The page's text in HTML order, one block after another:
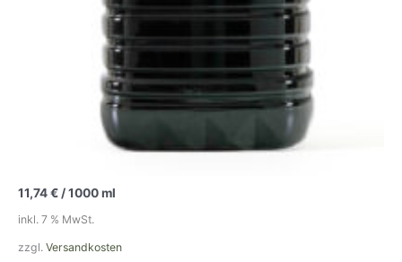
11,74€ /1000ml
inkl. 7 % MwSt.
zzgl. Versandkosten